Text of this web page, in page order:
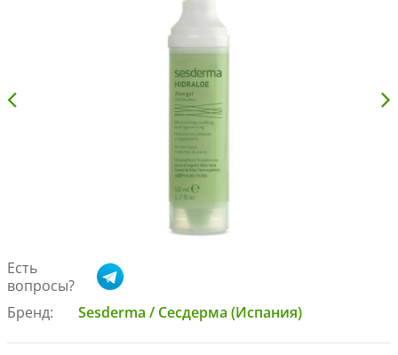
Есть
вопросы?
Бренд:
Sesderma / Сесдерма (Испания)